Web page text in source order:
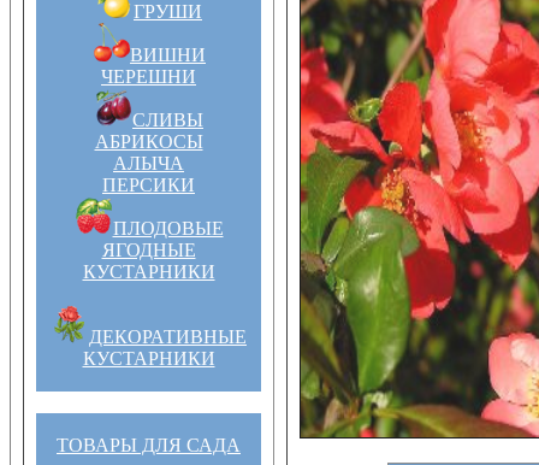
ГРУШИ
ВИШНИ
ЧЕРЕШНИ
СЛИВЫ
АБРИКОСЫ
АЛЫЧА
ПЕРСИКИ
ПЛОДОВЫЕ
ЯГОДНЫЕ
КУСТАРНИКИ
ДЕКОРАТИВНЫЕ
КУСТАРНИКИ
ТОВАРЫ ДЛЯ САДА